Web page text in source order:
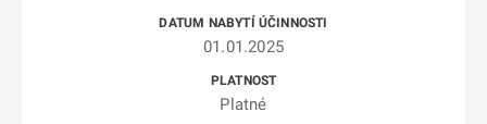
01.01.2025
Platné